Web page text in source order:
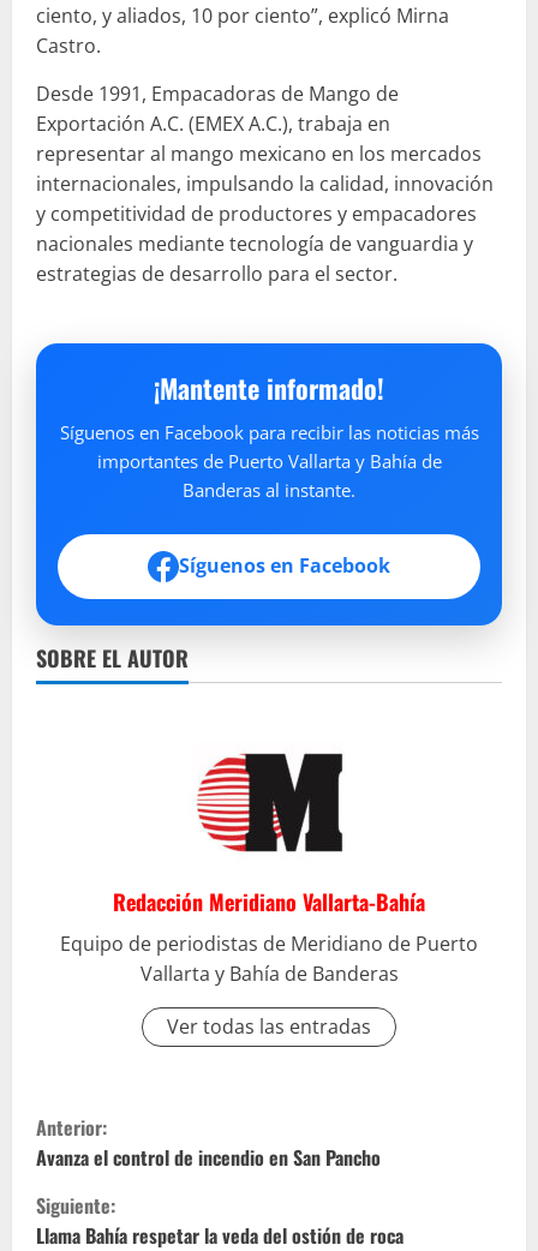
ciento, y aliados, 10 por ciento”, explicó Mirna
Castro.
Desde 1991, Empacadoras de Mango de
Exportación A.C. (EMEX A.C.), trabaja en
representar al mango mexicano en los mercados
internacionales, impulsando la calidad, innovación
y competitividad de productores y empacadores
nacionales mediante tecnología de vanguardia y
estrategias de desarrollo para el sector.
¡Mantente informado!
Síguenos en Facebook para recibir las noticias más
importantes de Puerto Vallarta y Bahía de
Banderas al instante.
Síguenos en Facebook
SOBRE EL AUTOR
Redacción Meridiano Vallarta-Bahía
Equipo de periodistas de Meridiano de Puerto
Vallarta y Bahía de Banderas
Ver todas las entradas
S
i
g
Anterior:
Avanza el control de incendio en San Pancho
Siguiente:
Llama Bahía respetar la veda del ostión de roca